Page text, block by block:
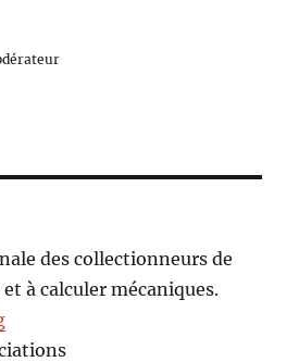
des collectionneurs de
à calculer mécaniques.